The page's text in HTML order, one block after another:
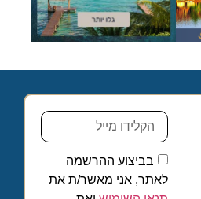
בביצוע ההרשמה
לאתר, אני מאשר/ת את